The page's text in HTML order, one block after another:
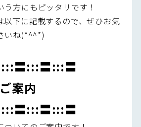
う方にもピッタリです！
以下に記載するので、ぜひお気
いね(*^^*)
〓:::〓:::〓
案内
〓:::〓:::〓